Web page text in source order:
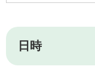
日時